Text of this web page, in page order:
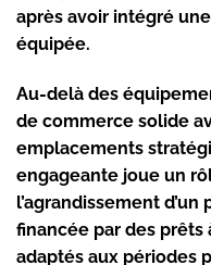
après avoir intégré
équipée.
Au-delà des
de commerce solide
emplacements
engageante joue un
l’agrandissement
financée par des
adaptés aux périodes